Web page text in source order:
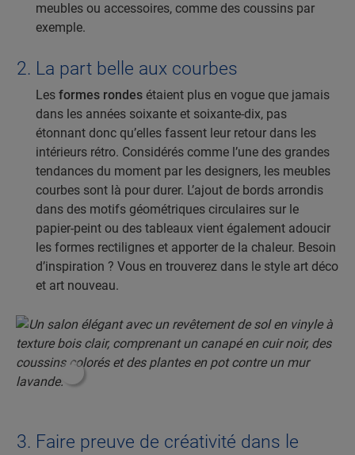
meubles ou accessoires, comme des coussins par
exemple.
La part belle aux courbes
Les formes rondes étaient plus en vogue que jamais
dans les années soixante et soixante-dix, pas
étonnant donc qu’elles fassent leur retour dans les
intérieurs rétro. Considérés comme l’une des grandes
tendances du moment par les designers, les meubles
courbes sont là pour durer. L’ajout de bords arrondis
dans des motifs géométriques circulaires sur le
papier-peint ou des tableaux vient également adoucir
les formes rectilignes et apporter de la chaleur. Besoin
d’inspiration ? Vous en trouverez dans le style art déco
et art nouveau.
#ShoppableInfoHotspot#
Faire preuve de créativité dans le